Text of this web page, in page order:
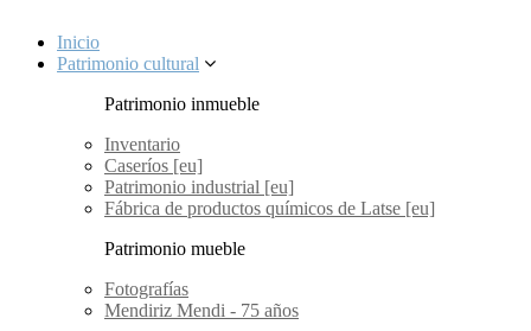
Inicio
Patrimonio cultural
Patrimonio inmueble
Inventario
Caseríos [eu]
Patrimonio industrial [eu]
Fábrica de productos químicos de Latse [eu]
Patrimonio mueble
Fotografías
Mendiriz Mendi - 75 años